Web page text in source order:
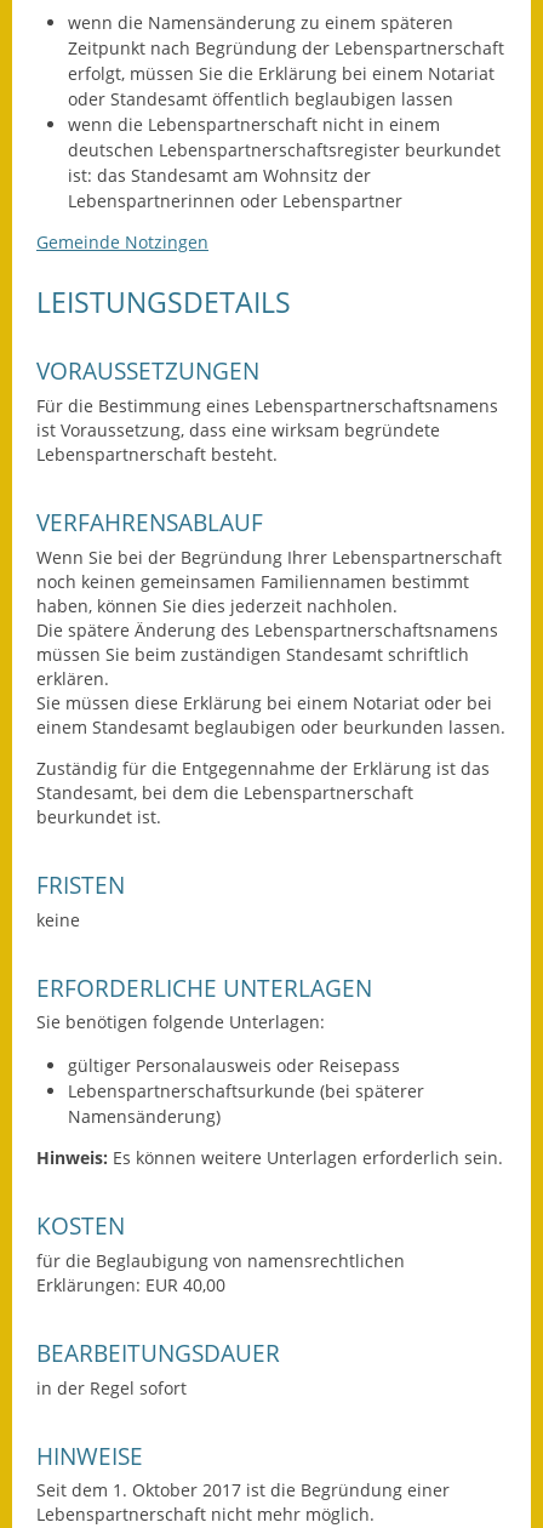
Umleitungsplan
Ausweichfahrplan
Buslinie 168
Stellenausschreibungen
Zahlen und Fakten
Behördenadressen
Beratungsstellen im
Landkreis
Dienstleistungen
Formulare
Fundbehörde
Gemeinderat
Sitzungsberichte 2015
Sitzungsberichte 2016
Sitzungsberichte 2020
Gemeindeverwaltung
Haushalt & Finanzen
Heiraten in Notzingen
wenn die Namensänderung zu einem späteren
Zeitpunkt nach Begründung der Lebenspartnerschaft
erfolgt, müssen Sie die Erklärung bei einem Notariat
oder Standesamt öffentlich beglaubigen lassen
wenn die Lebenspartnerschaft nicht in einem
deutschen Lebenspartnerschaftsregister beurkundet
ist: das Standesamt am Wohnsitz der
Lebenspartnerinnen oder Lebenspartner
Gemeinde Notzingen
LEISTUNGSDETAILS
VORAUSSETZUNGEN
Für die Bestimmung eines Lebenspartnerschaftsnamens
ist Voraussetzung, dass eine wirksam begründete
Lebenspartnerschaft besteht.
VERFAHRENSABLAUF
Wenn Sie bei der Begründung Ihrer Lebenspartnerschaft
noch keinen gemeinsamen Familiennamen bestimmt
haben, können Sie dies jederzeit nachholen.
Die spätere Änderung des Lebenspartnerschaftsnamens
müssen Sie beim zuständigen Standesamt schriftlich
erklären.
Sie müssen diese Erklärung bei einem Notariat oder bei
einem Standesamt beglaubigen oder beurkunden lassen.
Zuständig für die Entgegennahme der Erklärung ist das
Standesamt, bei dem die Lebenspartnerschaft
beurkundet ist.
FRISTEN
keine
ERFORDERLICHE UNTERLAGEN
Sie benötigen folgende Unterlagen:
gültiger Personalausweis oder Reisepass
Lebenspartnerschaftsurkunde (bei späterer
Namensänderung)
Hinweis: Es können weitere Unterlagen erforderlich sein.
KOSTEN
für die Beglaubigung von namensrechtlichen
Erklärungen: EUR 40,00
BEARBEITUNGSDAUER
in der Regel sofort
HINWEISE
Seit dem 1. Oktober 2017 ist die Begründung einer
Lebenspartnerschaft nicht mehr möglich.